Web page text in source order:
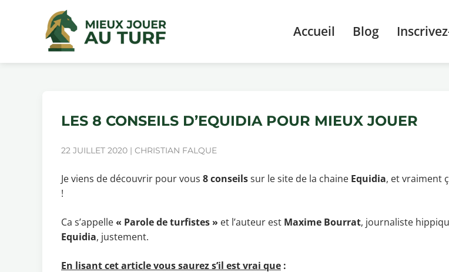
Accueil Blog
LES 8 CONSEILS D’EQUIDIA POUR MIEUX JOUER
22 JUILLET 2020 | CHRISTIAN FALQUE
Je viens de découvrir pour vous 8 conseilssur le site de la chaine Equidia, et vraiment
!
Ca s’appelle« Parole de turfistes » et l’auteur est Maxime Bourrat, journaliste
Equidia, justement.
En lisant cet article vous saurez s’il est vrai que :